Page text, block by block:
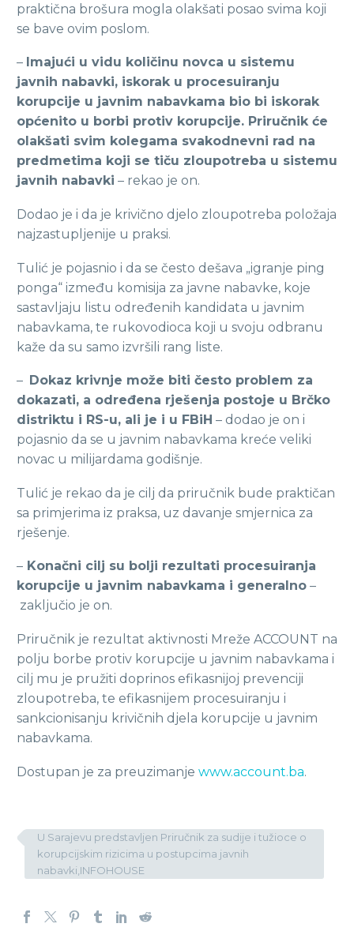
praktična brošura mogla olakšati posao svima koji
se bave ovim poslom.
– Imajući u vidu količinu novca u sistemu
javnih nabavki, iskorak u procesuiranju
korupcije u javnim nabavkama bio bi iskorak
općenito u borbi protiv korupcije. Priručnik će
olakšati svim kolegama svakodnevni rad na
predmetima koji se tiču zloupotreba u sistemu
javnih nabavki – rekao je on.
Dodao je i da je krivično djelo zloupotreba položaja
najzastupljenije u praksi.
Tulić je pojasnio i da se često dešava „igranje ping
ponga“ između komisija za javne nabavke, koje
sastavljaju listu određenih kandidata u javnim
nabavkama, te rukovodioca koji u svoju odbranu
kaže da su samo izvršili rang liste.
– Dokaz krivnje može biti često problem za
dokazati, a određena rješenja postoje u Brčko
distriktu i RS-u, ali je i u FBiH – dodao je on i
pojasnio da se u javnim nabavkama kreće veliki
novac u milijardama godišnje.
Tulić je rekao da je cilj da priručnik bude praktičan
sa primjerima iz praksa, uz davanje smjernica za
rješenje.
– Konačni cilj su bolji rezultati procesuiranja
korupcije u javnim nabavkama i generalno –
zaključio je on.
Priručnik je rezultat aktivnosti Mreže ACCOUNT na
polju borbe protiv korupcije u javnim nabavkama i
cilj mu je pružiti doprinos efikasnijoj prevenciji
zloupotreba, te efikasnijem procesuiranju i
sankcionisanju krivičnih djela korupcije u javnim
nabavkama.
Dostupan je za preuzimanje www.account.ba.
U Sarajevu predstavljen Priručnik za sudije i tužioce o
korupcijskim rizicima u postupcima javnih
nabavki,INFOHOUSE